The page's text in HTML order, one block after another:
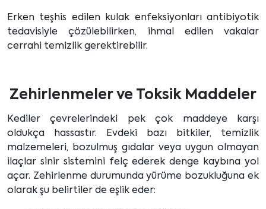
Erken teşhis edilen kulak enfeksiyonları antibiyotik
tedavisiyle çözülebilirken, ihmal edilen vakalar
cerrahi temizlik gerektirebilir.
Zehirlenmeler ve Toksik Maddeler
Kediler çevrelerindeki pek çok maddeye karşı
oldukça hassastır. Evdeki bazı bitkiler, temizlik
malzemeleri, bozulmuş gıdalar veya uygun olmayan
ilaçlar sinir sistemini felç ederek denge kaybına yol
açar. Zehirlenme durumunda yürüme bozukluğuna ek
olarak şu belirtiler de eşlik eder: